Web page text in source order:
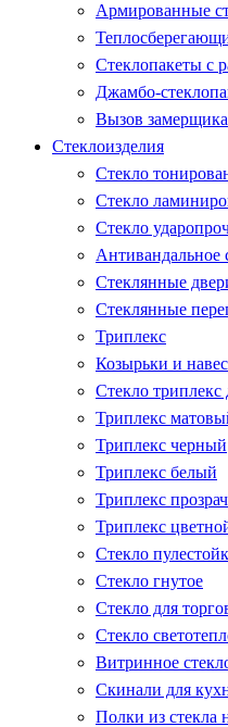
Армированные
Стеклопакеты с
Джамбо-
Вызов замерщика
Стеклоизделия
Стекло
Стекло
Стекло
Антивандальное
Стеклянные
Стеклянные
Триплекс
Козырьки и
Стекло
Триплекс
Триплекс черный
Триплекс белый
Триплекс
Триплекс
Стекло
Стекло гнутое
Стекло для
Стекло
Витринное
Скинали для
Полки из стекла